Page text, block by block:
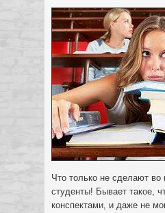
Что только не сделают во
студенты! Бывает такое,
конспектами, и даже не